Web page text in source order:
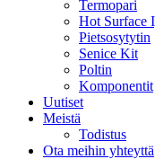
Termopari
Hot Surface
Pietsosytytin
Senice Kit
Poltin
Komponentit
Uutiset
Meistä
Todistus
Ota meihin yhteyttä